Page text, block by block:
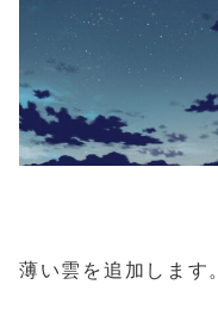
薄い雲を追加します。